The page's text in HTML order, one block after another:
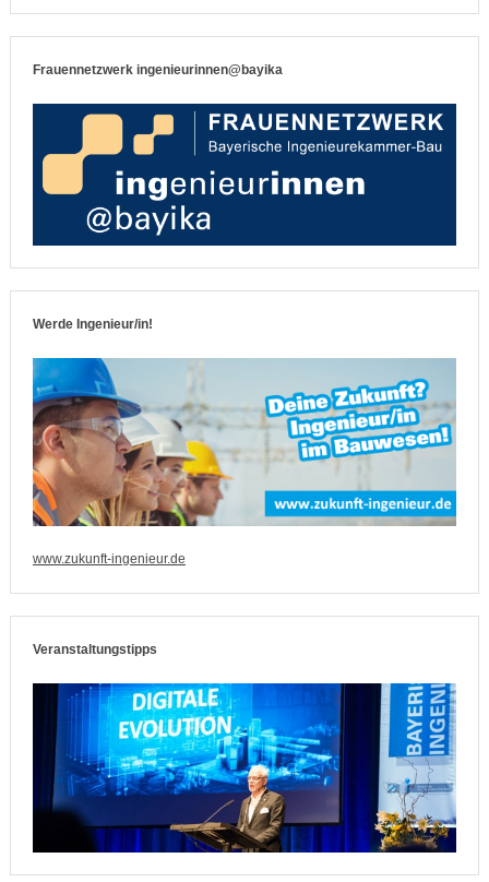
Frauennetzwerk ingenieurinnen@bayika
Werde Ingenieur/in!
www.zukunft-ingenieur.de
Veranstaltungstipps